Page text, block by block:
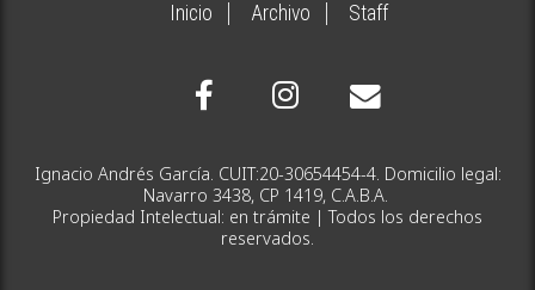
Inicio Archivo Staff
Ignacio Andrés García. CUIT:20-30654454-4. Domicilio legal:
Navarro 3438, CP 1419, C.A.B.A.
Propiedad Intelectual: en trámite | Todos los derechos
reservados.